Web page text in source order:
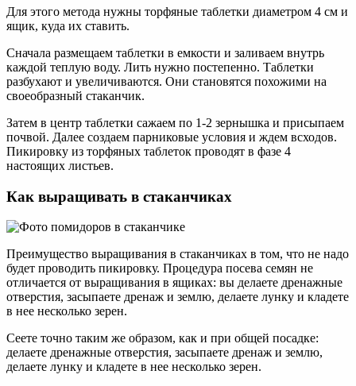
Для этого метода нужны торфяные таблетки диаметром 4 см и
ящик, куда их ставить.
Сначала размещаем таблетки в емкости и заливаем внутрь
каждой теплую воду. Лить нужно постепенно. Таблетки
разбухают и увеличиваются. Они становятся похожими на
своеобразный стаканчик.
Затем в центр таблетки сажаем по 1-2 зернышка и присыпаем
почвой. Далее создаем парниковые условия и ждем всходов.
Пикировку из торфяных таблеток проводят в фазе 4
настоящих листьев.
Как выращивать в стаканчиках
Преимущество выращивания в стаканчиках в том, что не надо
будет проводить пикировку. Процедура посева семян не
отличается от выращивания в ящиках: вы делаете дренажные
отверстия, засыпаете дренаж и землю, делаете лунку и кладете
в нее несколько зерен.
Сеете точно таким же образом, как и при общей посадке:
делаете дренажные отверстия, засыпаете дренаж и землю,
делаете лунку и кладете в нее несколько зерен.